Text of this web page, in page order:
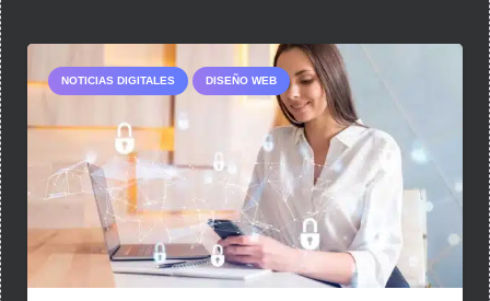
NOTICIAS DIGITALES DISEÑO WEB